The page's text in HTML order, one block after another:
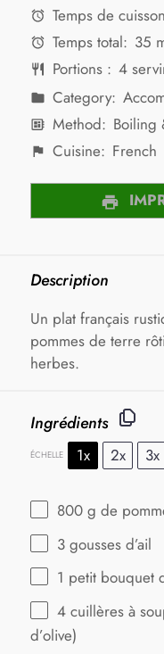
Temps de
Temps total: 35
Portions : 4
Category:
Method: Boiling
Cuisine: French
Description
Un plat français
pommes de terre
herbes.
Ingrédients
ÉCHELLE 1x 2x 3x
800 g de
3 gousses d’ail
1 petit bouquet
4 cuillères à
d’olive)